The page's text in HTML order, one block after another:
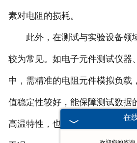
素对电阻的损耗。
此外，在测试与实验设备领
较为常见。如电子元件测试仪器
中，需精准的电阻元件模拟负载
值稳定性较好，能保障测试数据
高温特性，也适配测试过程中可
在